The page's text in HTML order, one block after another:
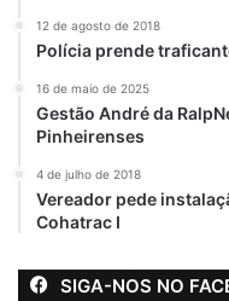
12 de agosto de 2018
Polícia prende
16 de maio de 2025
Gestão André da
Pinheirenses
4 de julho de 2018
Vereador pede
Cohatrac I
SIGA-NOS NO